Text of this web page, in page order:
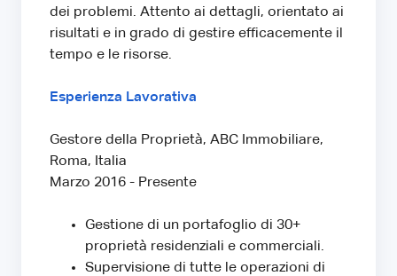
dei problemi. Attento ai dettagli, orientato ai
risultati e in grado di gestire efficacemente il
tempo e le risorse.
Esperienza Lavorativa
Gestore della Proprietà, ABC Immobiliare,
Roma, Italia
Marzo 2016 - Presente
Gestione di un portafoglio di 30+
proprietà residenziali e commerciali.
Supervisione di tutte le operazioni di